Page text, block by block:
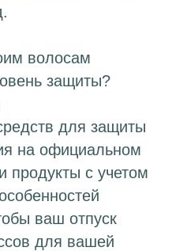
волосам
защиты?
для защиты
на официальном
продукты с учетом
ваш отпуск
для вашей